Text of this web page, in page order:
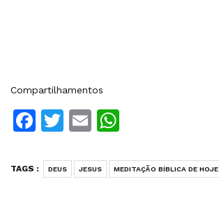
Compartilhamentos
Facebook
Twitter
Email
TAGS : DEUS JESUS MEDITAÇÃO BÍBLICA DE HOJE